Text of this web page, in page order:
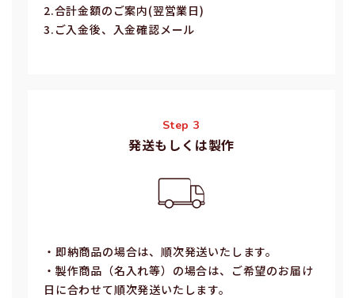
2.合計⾦額のご案内(翌営業⽇)
3.ご⼊⾦後、⼊⾦確認メール
Step 3
発送もしくは製作
・即納商品の場合は、順次発送いたします。
・製作商品（名⼊れ等）の場合は、ご希望のお届け
⽇に合わせて順次発送いたします。